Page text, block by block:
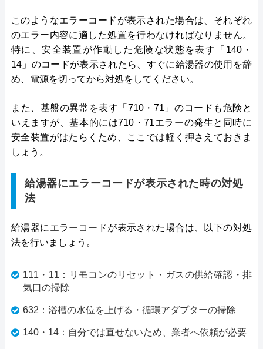
このようなエラーコードが表示された場合は、それぞれ
のエラー内容に適した処置を行わなければなりません。
特に、安全装置が作動した危険な状態を表す「140・
14」のコードが表示されたら、すぐに給湯器の使用を辞
め、電源を切ってから対処をしてください。
また、基盤の異常を表す「710・71」のコードも危険と
いえますが、基本的には710・71エラーの発生と同時に
安全装置がはたらくため、ここでは軽く押さえておきま
しょう。
給湯器にエラーコードが表示された時の対処
法
給湯器にエラーコードが表示された場合は、以下の対処
法を行いましょう。
111・11：リモコンのリセット・ガスの供給確認・排
気口の掃除
632：浴槽の水位を上げる・循環アダプターの掃除
140・14：自分では直せないため、業者へ依頼が必要